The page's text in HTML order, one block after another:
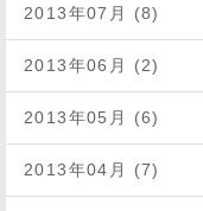
2013年07月 (8)
2013年06月 (2)
2013年05月 (6)
2013年04月 (7)